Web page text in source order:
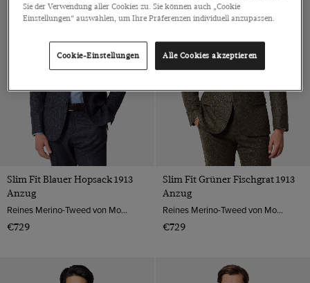
Slim Fit Blauer Hopsack 1913
Anzug
Reines Merino-Tweed von Moon, England
€729
Slim Fit Grüner Fischgrat 1913
Anzug
Reines Merino-Tweed von Moon, England
€729
Sie der Verwendung aller Cookies zu. Sie können auch „Cookie
Einstellungen“ auswählen, um Ihre Präferenzen individuell anzupassen.
Cookie-Einstellungen Alle Cookies akzeptieren